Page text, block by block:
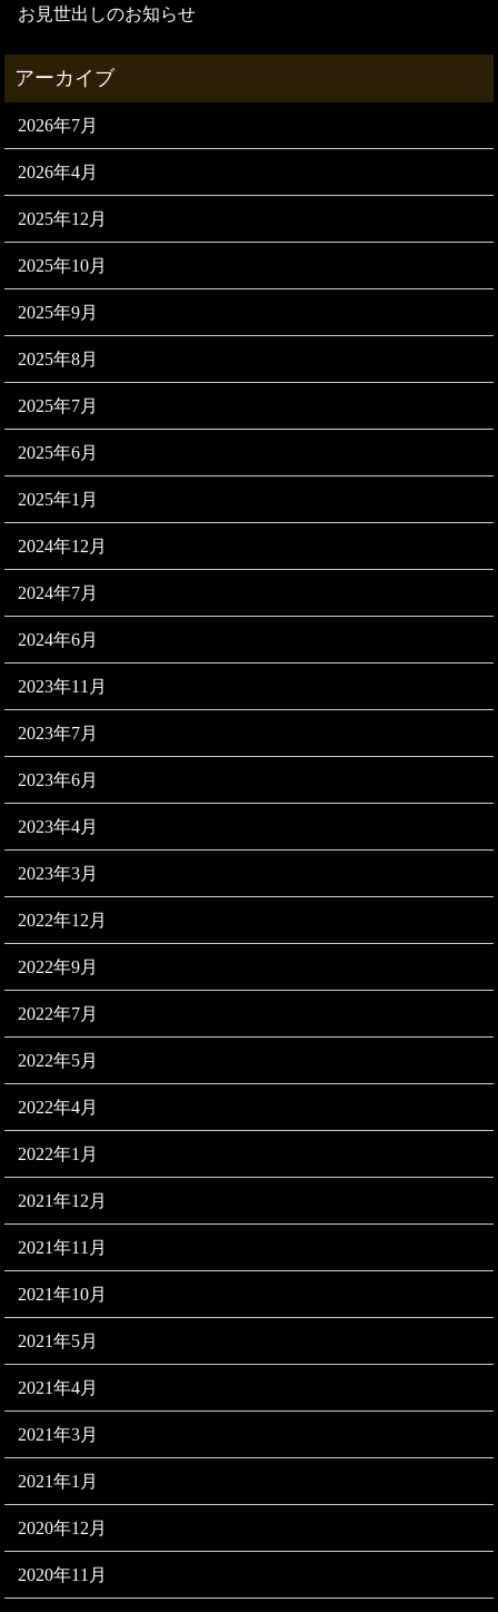
お見世出しのお知らせ
2026年7月
2026年4月
2025年12月
2025年10月
2025年9月
2025年8月
2025年7月
2025年6月
2025年1月
2024年12月
2024年7月
2024年6月
2023年11月
2023年7月
2023年6月
2023年4月
2023年3月
2022年12月
2022年9月
2022年7月
2022年5月
2022年4月
2022年1月
2021年12月
2021年11月
2021年10月
2021年5月
2021年4月
2021年3月
2021年1月
2020年12月
2020年11月